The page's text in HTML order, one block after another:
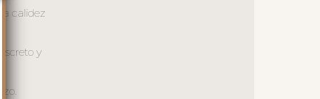
calidez
y